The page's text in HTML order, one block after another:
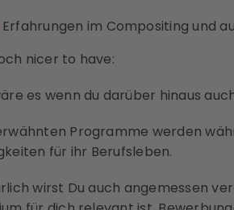
Erfahrungen im Compositing und
nicer to have:
es wenn du darüber hinaus
Programme werden
für ihr Berufsleben.
wirst Du auch angemessen